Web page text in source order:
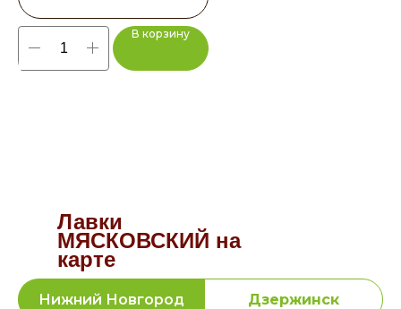
В корзину
Лавки
МЯСКОВСКИЙ на
карте
Нижний Новгород Дзержинск